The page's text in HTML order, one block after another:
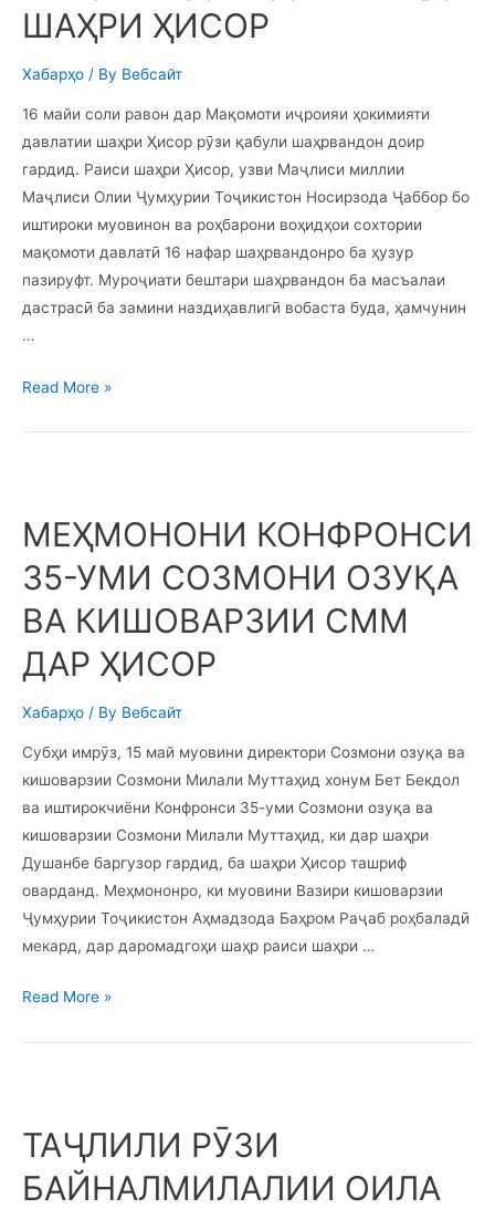
ШАҲРИ ҲИСОР
Хабарҳо / By Вебсайт
16 майи соли равон дар Мақомоти иҷроияи ҳокимияти
давлатии шаҳри Ҳисор рӯзи қабули шаҳрвандон доир
гардид. Раиси шаҳри Ҳисор, узви Маҷлиси миллии
Маҷлиси Олии Ҷумҳурии Тоҷикистон Носирзода Ҷаббор бо
иштироки муовинон ва роҳбарони воҳидҳои сохтории
мақомоти давлатӣ 16 нафар шаҳрвандонро ба ҳузур
пазируфт. Муроҷиати бештари шаҳрвандон ба масъалаи
дастрасӣ ба замини наздиҳавлигӣ вобаста буда, ҳамчунин
…
Read More »
МЕҲМОНОНИ КОНФРОНСИ
35-УМИ СОЗМОНИ ОЗУҚА
ВА КИШОВАРЗИИ СММ
ДАР ҲИСОР
Хабарҳо / By Вебсайт
Субҳи имрӯз, 15 май муовини директори Созмони озуқа ва
кишоварзии Созмони Милали Муттаҳид хонум Бет Бекдол
ва иштирокчиёни Конфронси 35-уми Созмони озуқа ва
кишоварзии Созмони Милали Муттаҳид, ки дар шаҳри
Душанбе баргузор гардид, ба шаҳри Ҳисор ташриф
оварданд. Меҳмононро, ки муовини Вазири кишоварзии
Ҷумҳурии Тоҷикистон Аҳмадзода Баҳром Раҷаб роҳбаладӣ
мекард, дар даромадгоҳи шаҳр раиси шаҳри …
Read More »
ТАҶЛИЛИ РӮЗИ
БАЙНАЛМИЛАЛИИ ОИЛА